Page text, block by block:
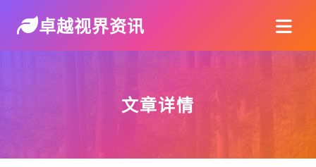
卓越视界资讯
文章详情